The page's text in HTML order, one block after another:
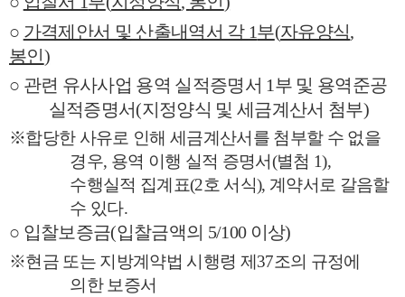
○ 가격제안서 및 산출내역서 각 1부(자유양식,
봉인)
○ 관련 유사사업 용역 실적증명서 1부 및 용역준공
실적증명서(지정양식 및 세금계산서 첨부)
※합당한 사유로 인해 세금계산서를 첨부할 수 없을
경우, 용역 이행 실적 증명서(별첨 1),
수행실적 집계표(2호 서식), 계약서로 갈음할
수 있다.
○ 입찰보증금(입찰금액의 5/100 이상)
※현금 또는 지방계약법 시행령 제37조의 규정에
의한 보증서